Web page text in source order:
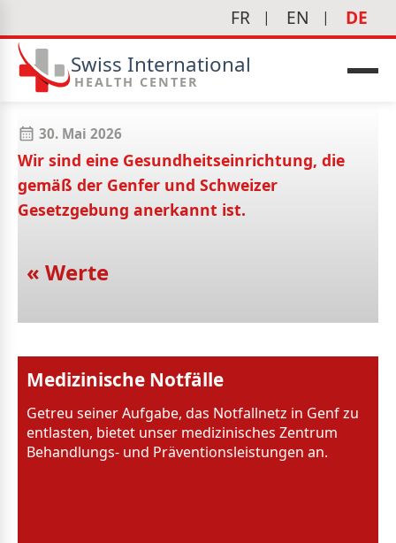
FR EN DE
Swiss International
HEALTH CENTER
Charta
30. Mai 2026
Wir sind eine Gesundheitseinrichtung, die
gemäß der Genfer und Schweizer
Gesetzgebung anerkannt ist.
« Werte
Medizinische Notfälle
Getreu seiner Aufgabe, das Notfallnetz in Genf zu
entlasten, bietet unser medizinisches Zentrum
Behandlungs- und Präventionsleistungen an.